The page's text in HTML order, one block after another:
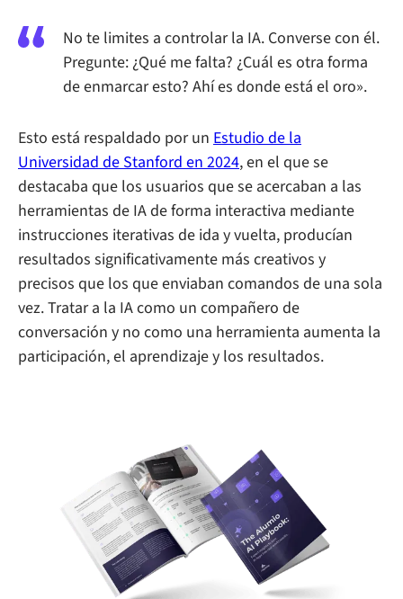
No te limites a controlar la IA. Converse con él.
Pregunte: ¿Qué me falta? ¿Cuál es otra forma
de enmarcar esto? Ahí es donde está el oro».
Esto está respaldado por un Estudio de la
Universidad de Stanford en 2024, en el que se
destacaba que los usuarios que se acercaban a las
herramientas de IA de forma interactiva mediante
instrucciones iterativas de ida y vuelta, producían
resultados significativamente más creativos y
precisos que los que enviaban comandos de una sola
vez. Tratar a la IA como un compañero de
conversación y no como una herramienta aumenta la
participación, el aprendizaje y los resultados.